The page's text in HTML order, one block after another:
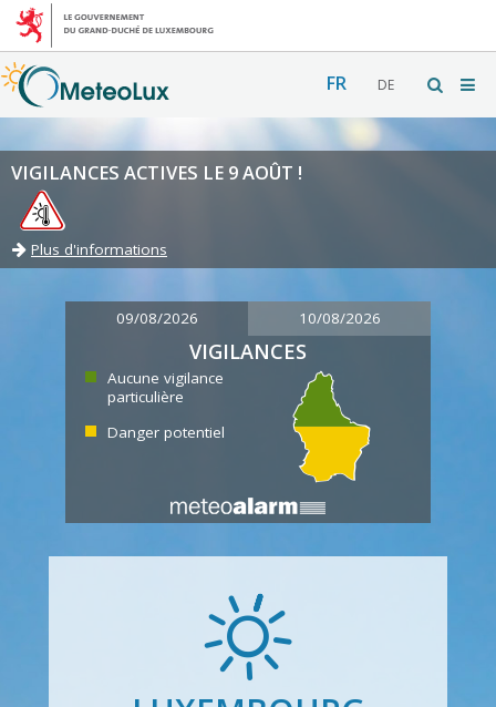
FR DE
VIGILANCES ACTIVES LE 9 AOÛT !
Plus d'informations
09/08/2026 10/08/2026
VIGILANCES
Aucune vigilance
particulière
Danger potentiel